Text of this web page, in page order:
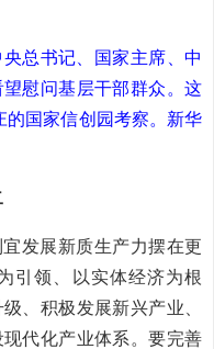
总书记、国家主席、中
慰问基层干部群众。这
的国家信创园考察。新华
发展新质生产力摆在更
引领、以实体经济为根
、积极发展新兴产业、
代化产业体系。要完善